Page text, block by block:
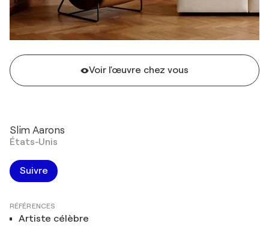
Voir l'œuvre chez vous
Slim Aarons
États-Unis
Suivre
RÉFÉRENCES
Artiste célèbre